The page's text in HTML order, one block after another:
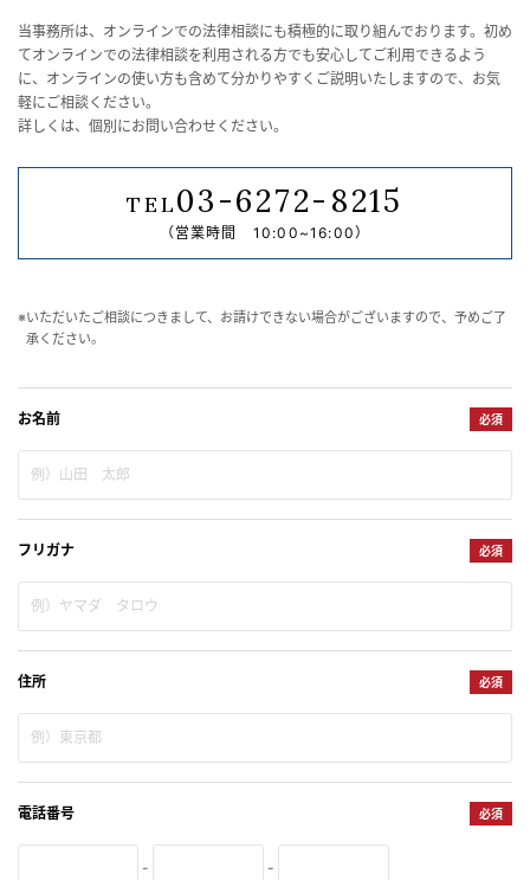
当事務所は、オンラインでの法律相談にも積極的に取り組んでおります。 初め
てオンラインでの法律相談を利用される方でも安心してご利用できるよう
に、オンラインの使い方も含めて分かりやすくご説明いたしますので、お気
軽にご相談ください。
詳しくは、個別にお問い合わせください。
TEL03-6272-8215
（営業時間 10:00~16:00）
※いただいたご相談につきまして、お請けできない場合がございますので、予めご了
承ください。
お名前 必須
フリガナ 必須
住所 必須
電話番号 必須
- -